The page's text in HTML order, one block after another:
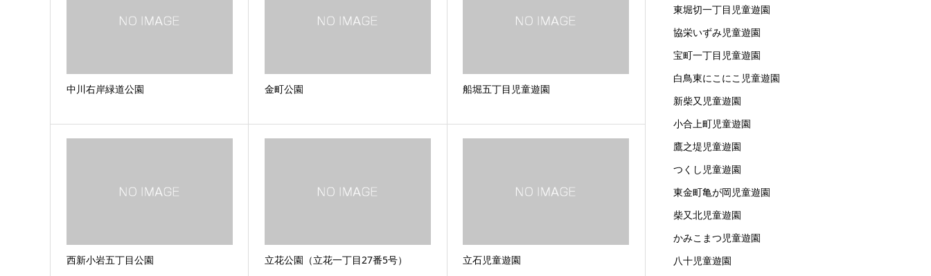
中川右岸緑道公園 金町公園 船堀五丁目児童遊園
西新小岩五丁目公園 立花公園（立花一丁目27番5号） 立石児童遊園
東堀切一丁目児童遊園
協栄いずみ児童遊園
宝町一丁目児童遊園
白鳥東にこにこ児童遊園
新柴又児童遊園
小合上町児童遊園
鷹之堤児童遊園
つくし児童遊園
東金町亀が岡児童遊園
柴又北児童遊園
かみこまつ児童遊園
八十児童遊園